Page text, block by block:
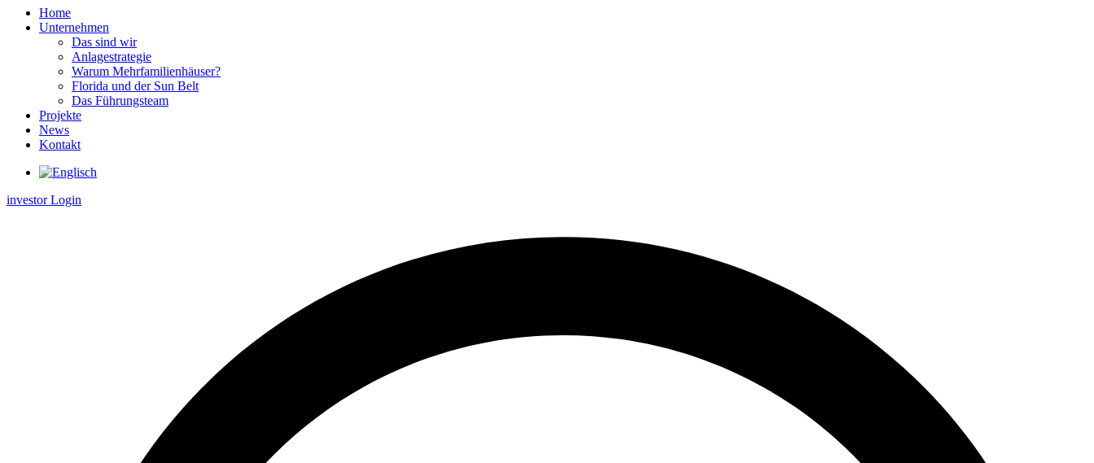
Home
Unternehmen
Das sind wir
Anlagestrategie
Warum Mehrfamilienhäuser?
Florida und der Sun Belt
Das Führungsteam
Projekte
News
Kontakt
investor Login